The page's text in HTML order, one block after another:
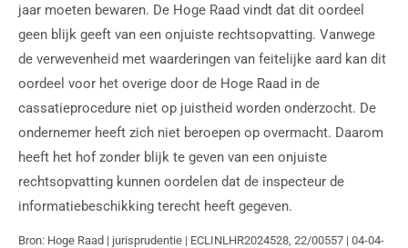
jaar moeten bewaren. De Hoge Raad vindt dat dit oordeel
geen blijk geeft van een onjuiste rechtsopvatting. Vanwege
de verwevenheid met waarderingen van feitelijke aard kan dit
oordeel voor het overige door de Hoge Raad in de
cassatieprocedure niet op juistheid worden onderzocht. De
ondernemer heeft zich niet beroepen op overmacht. Daarom
heeft het hof zonder blijk te geven van een onjuiste
rechtsopvatting kunnen oordelen dat de inspecteur de
informatiebeschikking terecht heeft gegeven.
Bron: Hoge Raad | jurisprudentie | ECLINLHR2024528, 22/00557 | 04-04-